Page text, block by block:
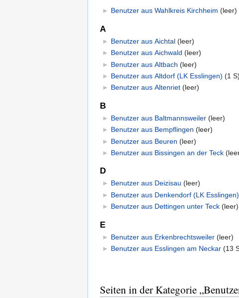
► Benutzer aus Wahlkreis Kirchheim (leer)
A
► Benutzer aus Aichtal‎ (leer)
► Benutzer aus Aichwald (leer)
► Benutzer aus Altbach (leer)
► Benutzer aus Altdorf (LK Esslingen) (1 S)
► Benutzer aus Altenriet‎ (leer)
B
► Benutzer aus Baltmannsweiler‎ (leer)
► Benutzer aus Bempflingen (leer)
► Benutzer aus Beuren (leer)
► Benutzer aus Bissingen an der Teck‎
D
► Benutzer aus Deizisau (leer)
► Benutzer aus Denkendorf (LK Esslingen)
► Benutzer aus Dettingen unter Teck‎ (leer)
E
► Benutzer aus Erkenbrechtsweiler‎ (leer)
► Benutzer aus Esslingen am Neckar‎ (13
Seiten in der Kategorie